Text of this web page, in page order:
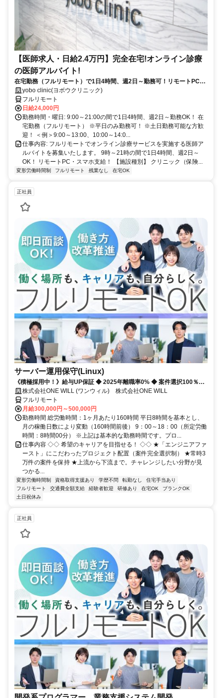
【医師求人・日給2.4万円】完全在宅!オンライン診療
の医師アルバイト!
在宅勤務（フルリモート）で1日4時間、週2日～勤務可！リモートPC・
スマホ支給！
yobo clinic(ヨボウクリニック)
フルリモート
日給24,000円
勤務時間・曜日: 9:00～21:00の間で1日4時間、週2日～勤務OK！ 在
宅勤務（フルリモート） ※平日のみ勤務可！ ※土日勤務可能な方歓
迎！ ＜例＞9:00～13:00、10:00～14:0...
仕事内容: フルリモートでオンライン診療サービスを実施する医師ア
ルバイトを募集いたします。 9時～21時の間で1日4時間、週2日～
OK！ リモートPC・スマホ支給！ 【施設種別】 クリニック（保険...
変形労働時間制 フルリモート 残業なし 在宅OK
正社員
サーバー運用保守(Linux)
《積極採用中！》給与UP保証 ◆ 2025年離職率0% ◆ 案件選択100％！
◆ 平均残業7時間！
株式会社ONE WILL (ワンウィル) 株式会社ONE WILL
フルリモート
月給300,000円～500,000円
勤務時間 総労働時間：1ヶ月あたり160時間 平日8時間を基本とし、
月の稼働日数により変動（160時間前後） 9：00～18：00（所定労働
時間：8時間00分） ※上記は基本的な勤務時間です。プロ...
仕事内容 ◇◇ 希望のキャリアを目指せる！ ◇◇ ★「エンジニアファ
ースト」にこだわったプロジェクト配置（案件完全選択制） ★常時3
万件の案件を保持 ★上流から下流まで。チャレンジしたい分野が見
つかる...
変形労働時間制 資格取得支援あり 学歴不問 転勤なし
住宅手当あり
フルリモート
交通費全額支給 経験者歓迎 研修あり 在宅OK
ブランクOK
土日祝休み
正社員